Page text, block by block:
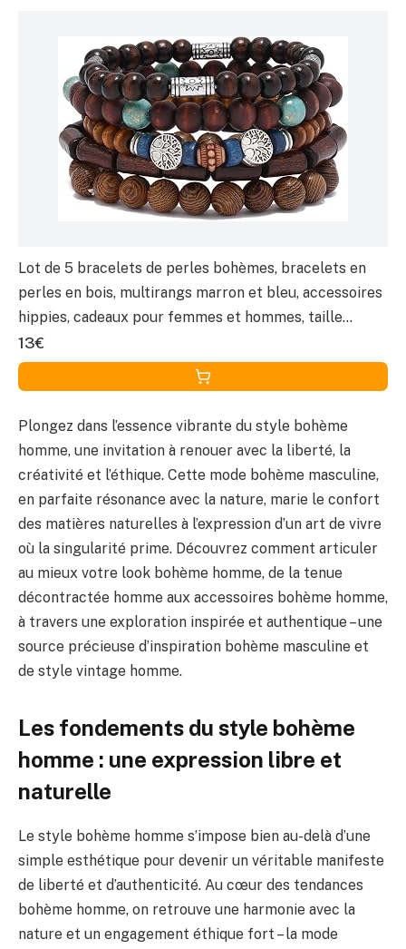
Lot de 5 bracelets de perles bohèmes, bracelets en
perles en bois, multirangs marron et bleu, accessoires
hippies, cadeaux pour femmes et hommes, taille
unique, Bois, Pas de gemme
13€
Plongez dans l’essence vibrante du style bohème
homme, une invitation à renouer avec la liberté, la
créativité et l’éthique. Cette mode bohème masculine,
en parfaite résonance avec la nature, marie le confort
des matières naturelles à l’expression d’un art de vivre
où la singularité prime. Découvrez comment articuler
au mieux votre look bohème homme, de la tenue
décontractée homme aux accessoires bohème homme,
à travers une exploration inspirée et authentique – une
source précieuse d’inspiration bohème masculine et
de style vintage homme.
Les fondements du style bohème
homme : une expression libre et
naturelle
Le style bohème homme s’impose bien au-delà d’une
simple esthétique pour devenir un véritable manifeste
de liberté et d’authenticité. Au cœur des tendances
bohème homme, on retrouve une harmonie avec la
nature et un engagement éthique fort – la mode